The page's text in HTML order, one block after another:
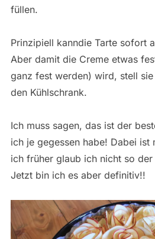
füllen.
Prinzipiell kanndie Tarte sofort
Aber damit die Creme etwas
ganz fest werden) wird, stell
den Kühlschrank.
Ich muss sagen, das ist der
ich je gegessen habe! Dabei ist
ich früher glaub ich nicht so
Jetzt bin ich es aber definitiv!!